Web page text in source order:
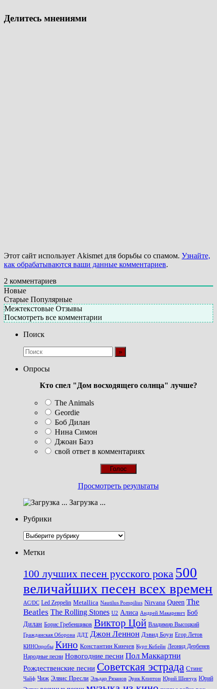
Делитесь мнениями
Этот сайт использует Akismet для борьбы со спамом. Узнайте,
как обрабатываются ваши данные комментариев.
2 комментариев
Новые
Старые Популярные
Межтекстовые Отзывы
Посмотреть все комментарии
Поиск
Опросы
Кто спел "Дом восходящего солнца" лучше?
The Animals
Geordie
Боб Дилан
Нина Симон
Джоан Баэз
свой ответ в комментариях
Просмотреть результаты
Загрузка ...
Рубрики
Рубрики
Метки
100 лучших песен русского рока 500
величайших песен всех времен
AC/DC Led Zeppelin Metallica Nautilus Pompilius Nirvana Queen The
Beatles The Rolling Stones U2 Алиса Андрей Макаревич Боб
Дилан Борис Гребенщиков Виктор Цой Владимир Высоцкий
Гражданская Оборона ДДТ Джон Леннон Дэвид Боуи Егор Летов
КИНОпробы Кино Константин Кинчев Курт Кобейн Леонид Дербенев
Народные песни Новогодние песни Пол Маккартни
Рождественские песни Советская эстрада Стинг
Чайф Чиж Элвис Пресли Эльдар Рязанов Эрик Клэптон Юрий Шевчук Юрий